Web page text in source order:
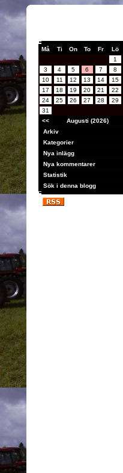
Må Ti On To Fr Lö
1
3
4 5 6 7 8
10
11 12 13 14 15
17
18 19 20 21 22
24
25 26 27 28 29
31
<<
Augusti (2026)
Arkiv
Kategorier
Nya inlägg
Nya kommentarer
Statistik
Sök i denna blogg